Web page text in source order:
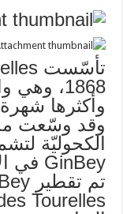
1868،
وأكثرها
وقد وسّعت
الكحوليّة
GinBey في الأسواق اللبنانية.